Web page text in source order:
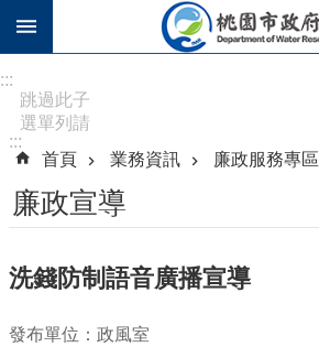
跳到主要內容區塊
階
搜
尋
息
告
:::
跳過此子
選單列請
[Enter]，
繼續則按
[Tab]
:::
首頁
業務資訊 廉政服務專區
廉政宣導
洗錢防制語音廣播宣導
發布單位：政風室